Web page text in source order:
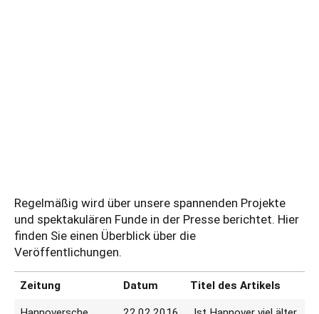
Regelmäßig wird über unsere spannenden Projekte
und spektakulären Funde in der Presse berichtet. Hier
finden Sie einen Überblick über die
Veröffentlichungen.
Zeitung Datum Titel des Artikels